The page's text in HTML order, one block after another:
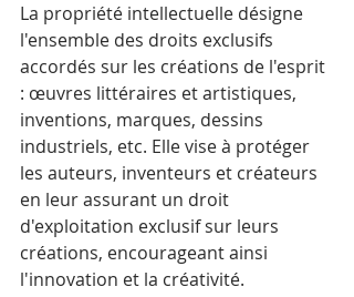
La propriété intellectuelle désigne
l'ensemble des droits exclusifs
accordés sur les créations de l'esprit
: œuvres littéraires et artistiques,
inventions, marques, dessins
industriels, etc. Elle vise à protéger
les auteurs, inventeurs et créateurs
en leur assurant un droit
d'exploitation exclusif sur leurs
créations, encourageant ainsi
l'innovation et la créativité.